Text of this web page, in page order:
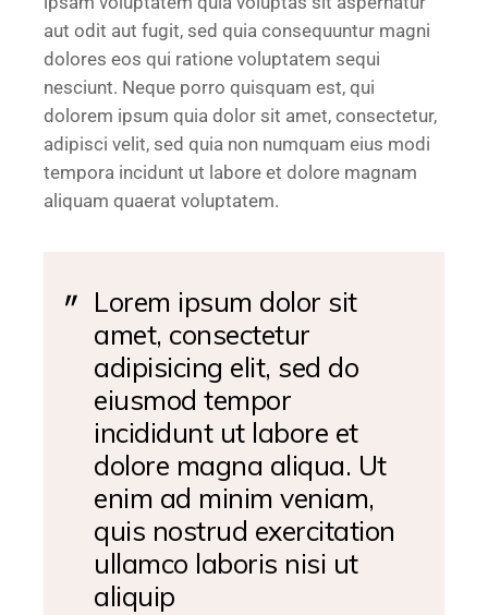
aut odit aut fugit, sed quia consequuntur magni
dolores eos qui ratione voluptatem sequi
nesciunt. Neque porro quisquam est, qui
dolorem ipsum quia dolor sit amet, consectetur,
adipisci velit, sed quia non numquam eius modi
tempora incidunt ut labore et dolore magnam
aliquam quaerat voluptatem.
Lorem ipsum dolor sit
amet, consectetur
adipisicing elit, sed do
eiusmod tempor
incididunt ut labore et
dolore magna aliqua. Ut
enim ad minim veniam,
quis nostrud exercitation
ullamco laboris nisi ut
aliquip